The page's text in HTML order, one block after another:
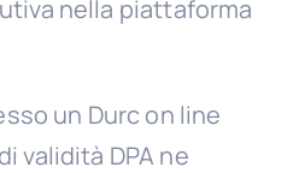
nella piattaforma
un Durc on line
validità DPA ne